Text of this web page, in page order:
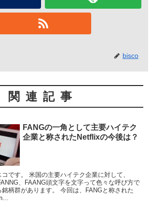
bisco
関連記事
FANGの一角として主要ハイテク
企業と称されたNetflixの今後は？
です。 米国の主要ハイテク企業に対して、
、FAANG頭文字を文字って色々な呼び方で
柄群があります。 今回は、FANGと称された